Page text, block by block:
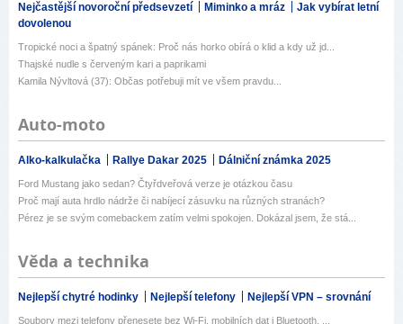
Nejčastější novoroční předsevzetí Miminko a mráz
Jak vybírat letní
dovolenou
Tropické noci a špatný spánek: Proč nás horko obírá o klid a kdy už jd...
Thajské nudle s červeným kari a paprikami
Kamila Nývltová (37): Občas potřebuji mít ve všem pravdu...
Auto-moto
Alko-kalkulačka Rallye Dakar 2025 Dálniční známka 2025
Ford Mustang jako sedan? Čtyřdveřová verze je otázkou času
Proč mají auta hrdlo nádrže či nabíjecí zásuvku na různých stranách?
Pérez je se svým comebackem zatím velmi spokojen. Dokázal jsem, že stá...
Věda a technika
Nejlepší chytré hodinky Nejlepší telefony Nejlepší VPN – srovnání
Soubory mezi telefony přenesete bez Wi-Fi, mobilních dat i Bluetooth. ...